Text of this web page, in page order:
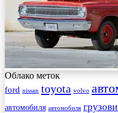
Облако меток
ford nissan toyota volvo
автомобиля автомобиля